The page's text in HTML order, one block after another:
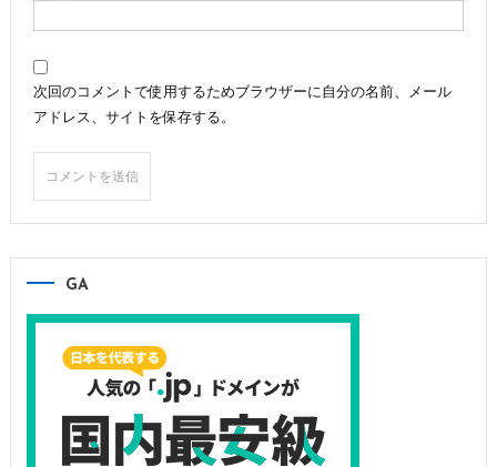
次回のコメントで使用するためブラウザーに自分の名前、メール
アドレス、サイトを保存する。
GA